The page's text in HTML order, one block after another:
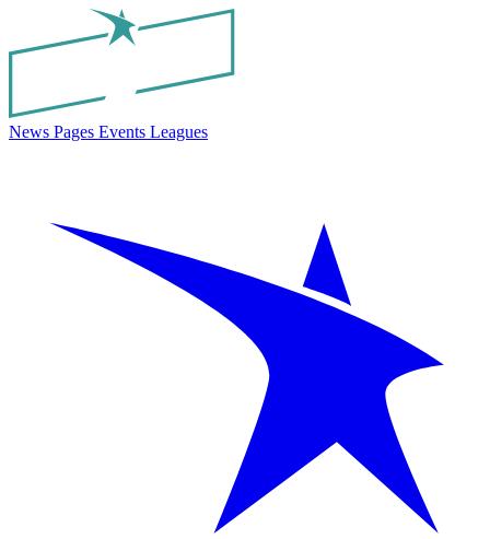
News Pages Events Leagues